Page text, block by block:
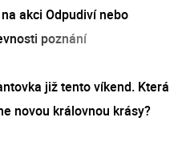
akci Odpudiví nebo
poznání
již tento víkend. Která
novou královnou krásy?